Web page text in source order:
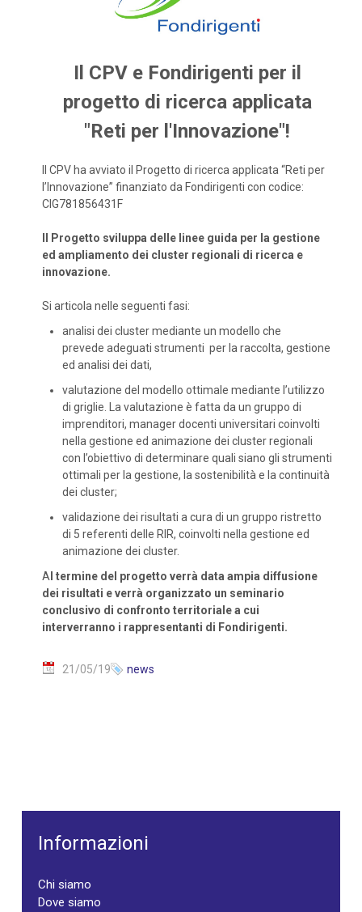
Il CPV e Fondirigenti per il
progetto di ricerca applicata
"Reti per l'Innovazione"!
Il CPV ha avviato il Progetto di ricerca applicata “Reti per
l’Innovazione” finanziato da Fondirigenti con codice:
CIG781856431F
Il Progetto sviluppa delle linee guida per la gestione
ed ampliamento dei cluster regionali di ricerca e
innovazione.
Si articola nelle seguenti fasi:
analisi dei cluster mediante un modello che
prevede adeguati strumenti per la raccolta, gestione
ed analisi dei dati,
valutazione del modello ottimale mediante l’utilizzo
di griglie. La valutazione è fatta da un gruppo di
imprenditori, manager docenti universitari coinvolti
nella gestione ed animazione dei cluster regionali
con l’obiettivo di determinare quali siano gli strumenti
ottimali per la gestione, la sostenibilità e la continuità
dei cluster;
validazione dei risultati a cura di un gruppo ristretto
di 5 referenti delle RIR, coinvolti nella gestione ed
animazione dei cluster.
A l termine del progetto verrà data ampia diffusione
dei risultati e verrà organizzato un seminario
conclusivo di confronto territoriale a cui
interverranno i rappresentanti di Fondirigenti.
21/05/19 news
Informazioni
Chi siamo
Dove siamo